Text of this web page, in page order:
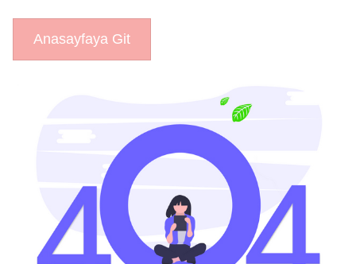
Anasayfaya Git